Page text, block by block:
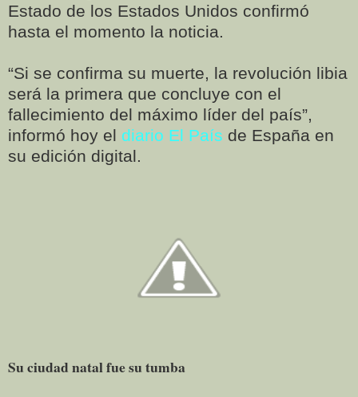
Estado de los Estados Unidos confirmó
hasta el momento la noticia.
“Si se confirma su muerte, la revolución libia
será la primera que concluye con el
fallecimiento del máximo líder del país”,
informó hoy el diario El País de España en
su edición digital.
Su ciudad natal fue su tumba